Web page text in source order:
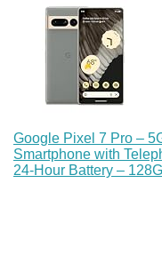
Google Pixel 7 Pro –
Smartphone with
24-Hour Battery –